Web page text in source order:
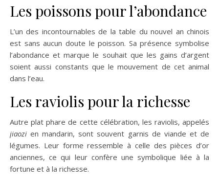
Les poissons pour l’abondance
L’un des incontournables de la table du nouvel an chinois
est sans aucun doute le poisson. Sa présence symbolise
l’abondance et marque le souhait que les gains d’argent
soient aussi constants que le mouvement de cet animal
dans l’eau.
Les raviolis pour la richesse
Autre plat phare de cette célébration, les raviolis, appelés
jiaozi en mandarin, sont souvent garnis de viande et de
légumes. Leur forme ressemble à celle des pièces d’or
anciennes, ce qui leur confère une symbolique liée à la
fortune et à la richesse.